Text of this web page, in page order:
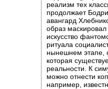
реализм тех
продолжает
авангард
образ
искусство
ритуала
нынешнем этапе,
которая
реальности. К
можно отнести
например,